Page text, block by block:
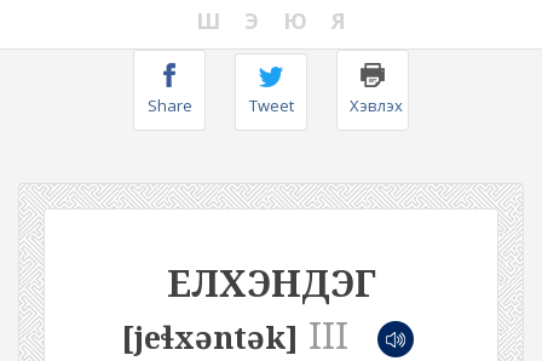
Ш
Э Ю Я
Share Tweet Хэвлэх
ЕЛХЭНДЭГ
[jeɬxəntək] III